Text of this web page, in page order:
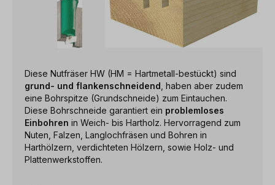
Diese Nutfräser HW (HM = Hartmetall-bestückt) sind
grund- und flankenschneidend , haben aber zudem
eine Bohrspitze (Grundschneide) zum Eintauchen.
Diese Bohrschneide garantiert ein problemloses
Einbohren in Weich- bis Hartholz. Hervorragend zum
Nuten, Falzen, Langlochfräsen und Bohren in
Harthölzern, verdichteten Hölzern, sowie Holz- und
Plattenwerkstoffen.